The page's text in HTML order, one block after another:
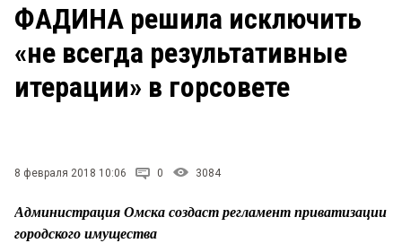
ЗАКОН
НОВОСТИ КОМПАНИЙ
Рейтинги
Блоги
Архив
ФАДИНА решила исключить
«не всегда результативные
итерации» в горсовете
8 февраля 2018 10:06 0 3084
Администрация Омска создаст регламент приватизации
городского имущества